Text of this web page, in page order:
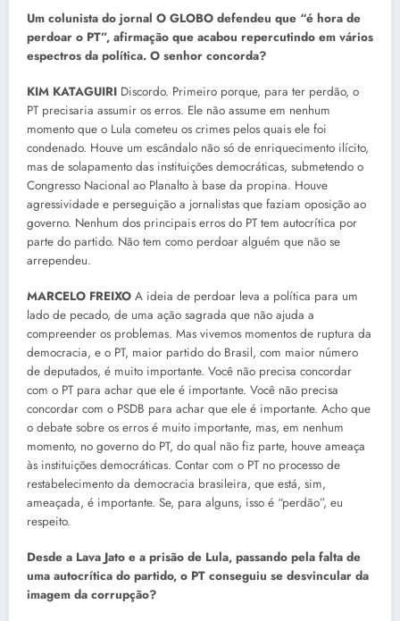
Um colunista do jornal O GLOBO defendeu que “é hora de
perdoar o PT”, afirmação que acabou repercutindo em vários
espectros da política. O senhor concorda?
KIM KATAGUIRI Discordo. Primeiro porque, para ter perdão, o
PT precisaria assumir os erros. Ele não assume em nenhum
momento que o Lula cometeu os crimes pelos quais ele foi
condenado. Houve um escândalo não só de enriquecimento ilícito,
mas de solapamento das instituições democráticas, submetendo o
Congresso Nacional ao Planalto à base da propina. Houve
agressividade e perseguição a jornalistas que faziam oposição ao
governo. Nenhum dos principais erros do PT tem autocrítica por
parte do partido. Não tem como perdoar alguém que não se
arrependeu.
MARCELO FREIXO A ideia de perdoar leva a política para um
lado de pecado, de uma ação sagrada que não ajuda a
compreender os problemas. Mas vivemos momentos de ruptura da
democracia, e o PT, maior partido do Brasil, com maior número
de deputados, é muito importante. Você não precisa concordar
com o PT para achar que ele é importante. Você não precisa
concordar com o PSDB para achar que ele é importante. Acho que
o debate sobre os erros é muito importante, mas, em nenhum
momento, no governo do PT, do qual não fiz parte, houve ameaça
às instituições democráticas. Contar com o PT no processo de
restabelecimento da democracia brasileira, que está, sim,
ameaçada, é importante. Se, para alguns, isso é “perdão”, eu
respeito.
Desde a Lava Jato e a prisão de Lula, passando pela falta de
uma autocrítica do partido, o PT conseguiu se desvincular da
imagem da corrupção?